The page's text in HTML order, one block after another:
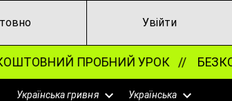
Увійти
ПРОБНИЙ УРОК //
Українська гривня Українська